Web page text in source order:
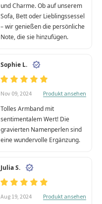
und Charme. Ob auf unserem
Sofa, Bett oder Lieblingssessel
– wir genießen die persönliche
Note, die sie hinzufügen.
Sophie L.
Nov 09, 2024 Produkt ansehen
Tolles Armband mit
sentimentalem Wert! Die
gravierten Namenperlen sind
eine wundervolle Ergänzung.
Julia S.
Aug 19, 2024 Produkt ansehen